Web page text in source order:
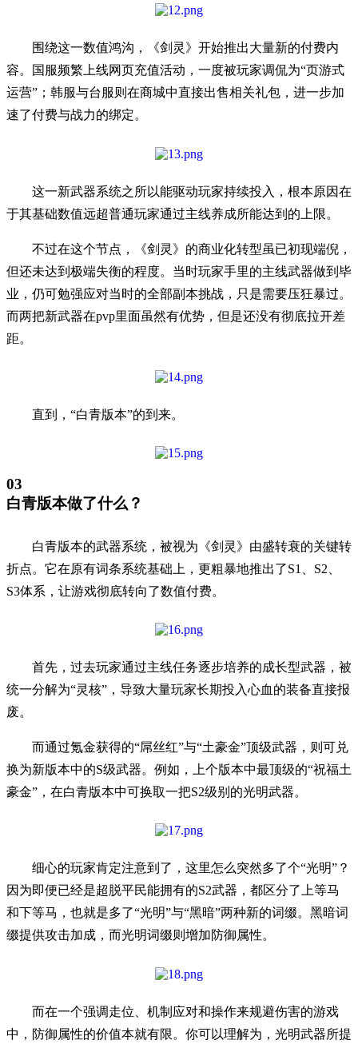
围绕这一数值鸿沟，《剑灵》开始推出大量新的付费内
容。国服频繁上线网页充值活动，一度被玩家调侃为“页游式
运营”；韩服与台服则在商城中直接出售相关礼包，进一步加
速了付费与战力的绑定。
这一新武器系统之所以能驱动玩家持续投入，根本原因在
于其基础数值远超普通玩家通过主线养成所能达到的上限。
不过在这个节点，《剑灵》的商业化转型虽已初现端倪，
但还未达到极端失衡的程度。当时玩家手里的主线武器做到毕
业，仍可勉强应对当时的全部副本挑战，只是需要压狂暴过。
而两把新武器在pvp里面虽然有优势，但是还没有彻底拉开差
距。
直到，“白青版本”的到来。
03
白青版本做了什么？
白青版本的武器系统，被视为《剑灵》由盛转衰的关键转
折点。它在原有词条系统基础上，更粗暴地推出了S1、S2、
S3体系，让游戏彻底转向了数值付费。
首先，过去玩家通过主线任务逐步培养的成长型武器，被
统一分解为“灵核”，导致大量玩家长期投入心血的装备直接报
废。
而通过氪金获得的“屌丝红”与“土豪金”顶级武器，则可兑
换为新版本中的S级武器。例如，上个版本中最顶级的“祝福土
豪金”，在白青版本中可换取一把S2级别的光明武器。
细心的玩家肯定注意到了，这里怎么突然多了个“光明”？
因为即便已经是超脱平民能拥有的S2武器，都区分了上等马
和下等马，也就是多了“光明”与“黑暗”两种新的词缀。黑暗词
缀提供攻击加成，而光明词缀则增加防御属性。
而在一个强调走位、机制应对和操作来规避伤害的游戏
中，防御属性的价值本就有限。你可以理解为，光明武器所提